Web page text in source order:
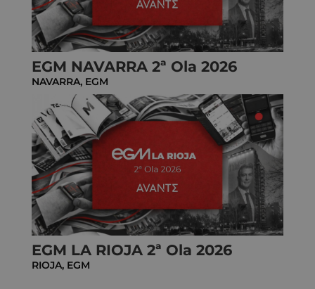
EGM NAVARRA 2ª Ola 2026
NAVARRA, EGM
EGM LA RIOJA 2ª Ola 2026
RIOJA, EGM